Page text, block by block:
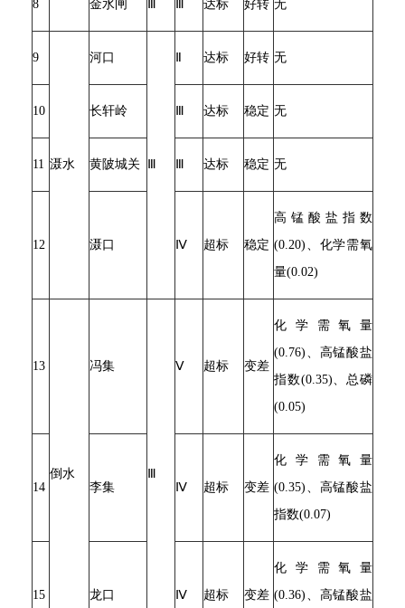
8 金水闸 达标 好转 无
9
滠水
河口 达标 好转 无
10 长轩岭 达标 稳定 无
11 黄陂城关 达标 稳定 无
12 滠口 Ⅳ 超标 稳定
高锰酸盐指数
(0.20)、化学需氧
量(0.02)
13
倒水
冯集 Ⅴ 超标 变差
化学需氧量
(0.76)、高锰酸盐
指数(0.35)、总磷
(0.05)
14 李集 Ⅳ 超标 变差
化学需氧量
(0.35)、高锰酸盐
指数(0.07)
15 龙口 Ⅳ 超标 变差
化学需氧量
(0.36)、高锰酸盐